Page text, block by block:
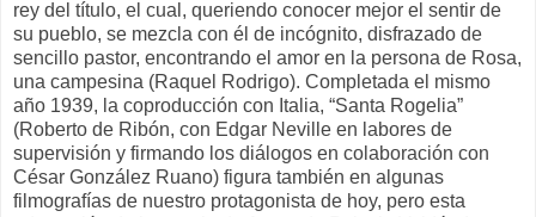
rey del título, el cual, queriendo conocer mejor el sentir de
su pueblo, se mezcla con él de incógnito, disfrazado de
sencillo pastor, encontrando el amor en la persona de Rosa,
una campesina (Raquel Rodrigo). Completada el mismo
año 1939, la coproducción con Italia, “Santa Rogelia”
(Roberto de Ribón, con Edgar Neville en labores de
supervisión y firmando los diálogos en colaboración con
César González Ruano) figura también en algunas
filmografías de nuestro protagonista de hoy, pero esta